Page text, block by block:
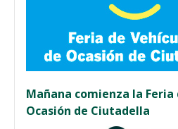
Mañana comienza la Feria
Ocasión de Ciutadella